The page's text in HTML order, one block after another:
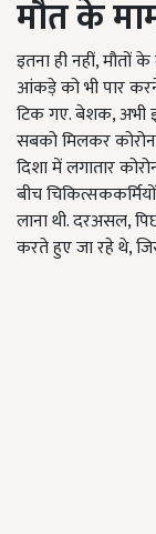
मौत के
इतना ही नहीं,
आंकड़े को भी पार
टिक गए. बेशक, अभी
सबको मिलकर
दिशा में लगातार
बीच
लाना थी. दरअसल,
करते हुए जा रहे थे,